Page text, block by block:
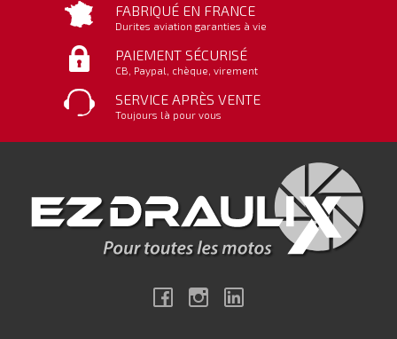
FABRIQUÉ EN FRANCE
Durites aviation garanties à vie
PAIEMENT SÉCURISÉ
CB, Paypal, chèque, virement
SERVICE APRÈS VENTE
Toujours là pour vous
FacebookInstagram